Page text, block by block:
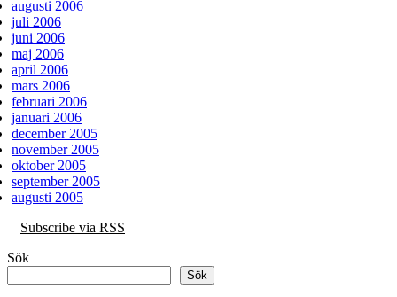
augusti 2006
juli 2006
juni 2006
maj 2006
april 2006
mars 2006
februari 2006
januari 2006
december 2005
november 2005
oktober 2005
september 2005
augusti 2005
Subscribe via RSS
Sök
Sök